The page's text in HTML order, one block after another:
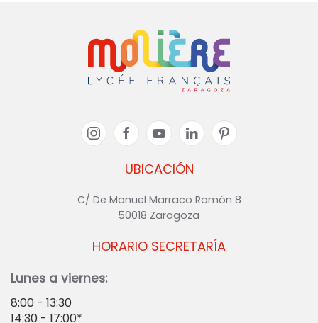
UBICACIÓN
C/ De Manuel Marraco Ramón 8
50018 Zaragoza
HORARIO SECRETARÍA
Lunes a viernes:
8:00 - 13:30
14:30 - 17:00*